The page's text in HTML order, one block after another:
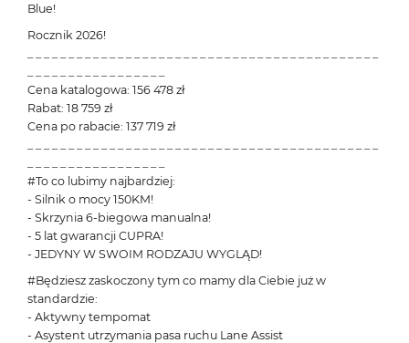
Blue!
Rocznik 2026!
Cena katalogowa: 156 478 zł
Rabat: 18 759 zł
Cena po rabacie: 137 719 zł
#To co lubimy najbardziej:
- Silnik o mocy 150KM!
- Skrzynia 6-biegowa manualna!
- 5 lat gwarancji CUPRA!
- JEDYNY W SWOIM RODZAJU WYGLĄD!
#Będziesz zaskoczony tym co mamy dla Ciebie już w
standardzie:
- Aktywny tempomat
- Asystent utrzymania pasa ruchu Lane Assist